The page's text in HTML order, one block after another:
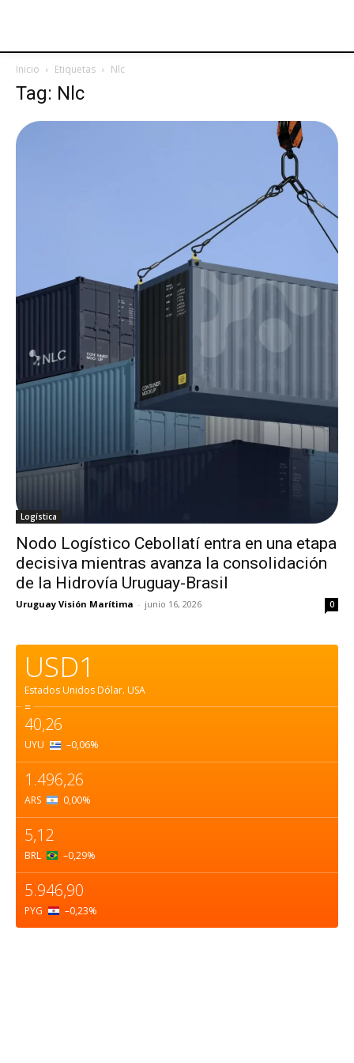
Inicio Etiquetas Nlc
Tag: Nlc
Logística
Nodo Logístico Cebollatí entra en una etapa
decisiva mientras avanza la consolidación
de la Hidrovía Uruguay-Brasil
Uruguay Visión Marítima - junio 16, 2026 0
USD1
Estados Unidos Dólar. USA
=
40,26
UYU –0,06%
1.496,26
ARS 0,00%
5,12
BRL –0,29%
5.946,90
PYG –0,23%